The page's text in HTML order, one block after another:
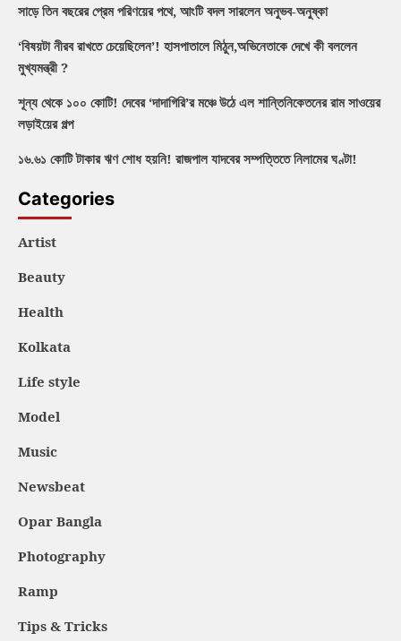
সাড়ে তিন বছরের প্রেম পরিণয়ের পথে, আংটি বদল সারলেন অনুভব-অনুষ্কা
‘বিষয়টা নীরব রাখতে চেয়েছিলেন’! হাসপাতালে মিঠুন,অভিনেতাকে দেখে কী বললেন
মুখ্যমন্ত্রী ?
শূন্য থেকে ১০০ কোটি! দেবের ‘দাদাগিরি’র মঞ্চে উঠে এল শান্তিনিকেতনের রাম সাওয়ের
লড়াইয়ের গল্প
১৬.৬১ কোটি টাকার ঋণ শোধ হয়নি! রাজপাল যাদবের সম্পত্তিতে নিলামের ঘণ্টা!
Categories
Artist
Beauty
Health
Kolkata
Life style
Model
Music
Newsbeat
Opar Bangla
Photography
Ramp
Tips & Tricks